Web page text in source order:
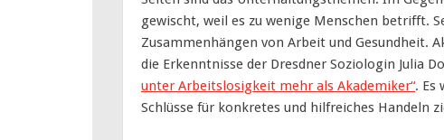
gewischt, weil es zu wenige Menschen betrifft.
Zusammenhängen von Arbeit und Gesundheit.
die Erkenntnisse der Dresdner Soziologin Julia
unter Arbeitslosigkeit mehr als Akademiker“. Es
Schlüsse für konkretes und hilfreiches Handeln